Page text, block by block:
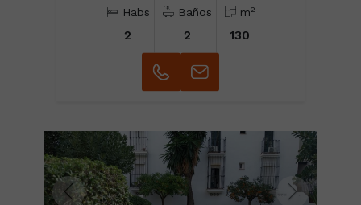
Habs
2
Baños
2
m2
130